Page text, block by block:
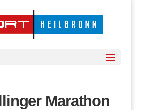
Marathon